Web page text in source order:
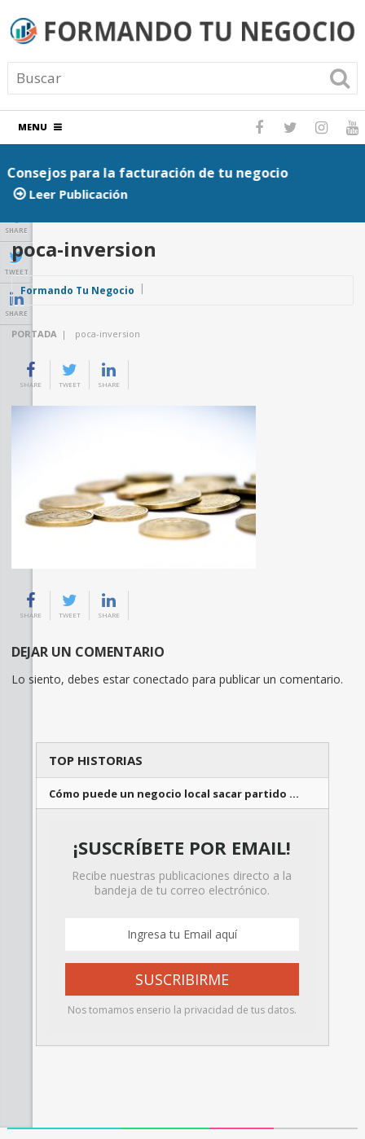
MENU
Consejos para la facturación de tu negocio
Leer Publicación
SHARE
TWEET
SHARE
poca-inversion
Formando Tu Negocio
PORTADA | poca-inversion
SHARE TWEET SHARE
SHARE TWEET SHARE
DEJAR UN COMENTARIO
Lo siento, debes estar conectado para publicar un comentario.
TOP HISTORIAS
Cómo puede un negocio local sacar partido …
¡SUSCRÍBETE POR EMAIL!
Recibe nuestras publicaciones directo a la
bandeja de tu correo electrónico.
Nos tomamos enserio la privacidad de tus datos.